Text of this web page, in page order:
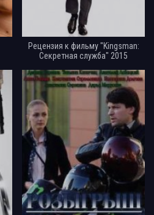
Рецензия к фильму "Kingsman:
Секретная служба" 2015